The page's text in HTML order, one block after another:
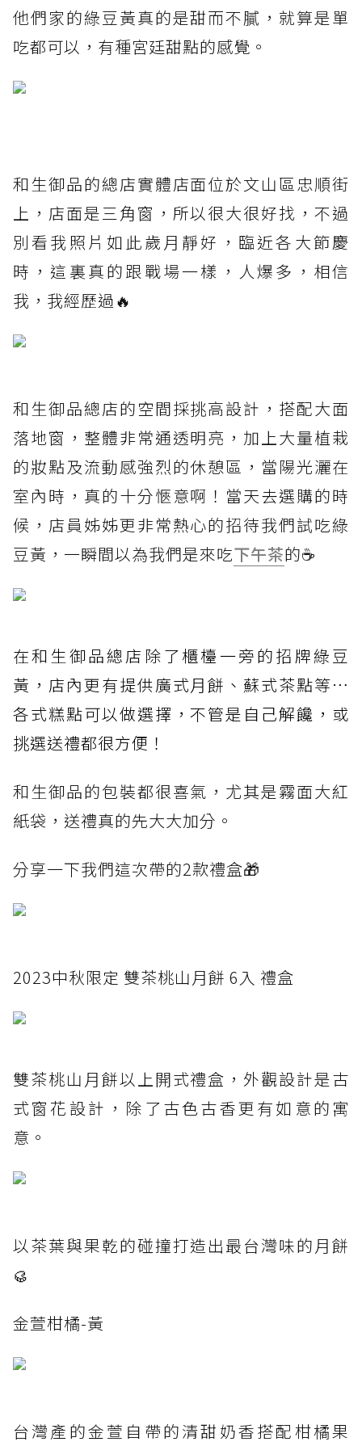
他們家的綠豆黃真的是甜而不膩，就算是單
吃都可以，有種宮廷甜點的感覺。
和生御品的總店實體店面位於文山區忠順街
上，店面是三角窗，所以很大很好找，不過
別看我照片如此歲月靜好，臨近各大節慶
時，這裏真的跟戰場一樣，人爆多，相信
我，我經歷過🔥
和生御品總店的空間採挑高設計，搭配大面
落地窗，整體非常通透明亮，加上大量植栽
的妝點及流動感強烈的休憩區，當陽光灑在
室內時，真的十分愜意啊！當天去選購的時
候，店員姊姊更非常熱心的招待我們試吃綠
豆黃，一瞬間以為我們是來吃下午茶的☕️
在和生御品總店除了櫃檯一旁的招牌綠豆
黃，店內更有提供廣式月餅、蘇式茶點等⋯
各式糕點可以做選擇，不管是自己解饞，或
挑選送禮都很方便！
和生御品的包裝都很喜氣，尤其是霧面大紅
紙袋，送禮真的先大大加分。
分享一下我們這次帶的2款禮盒🎁
2023中秋限定 雙茶桃山月餅 6入 禮盒
雙茶桃山月餅以上開式禮盒，外觀設計是古
式窗花設計，除了古色古香更有如意的寓
意。
以茶葉與果乾的碰撞打造出最台灣味的月餅
🥮
金萱柑橘-黃
台灣產的金萱自帶的清甜奶香搭配柑橘果